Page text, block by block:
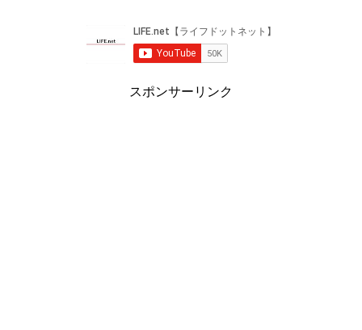
スポンサーリンク